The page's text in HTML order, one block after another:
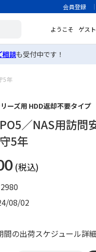
会員登録
ようこそ ゲスト
相談も受付中です！
5年
ーズ用 HDD返却不要タイプ
／NAS用訪問
5年
08/02
間の出荷スケジュール詳